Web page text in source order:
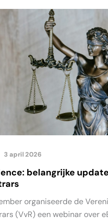
3 april 2026
belangrijke
organiseerde de
(VvR) een webinar over